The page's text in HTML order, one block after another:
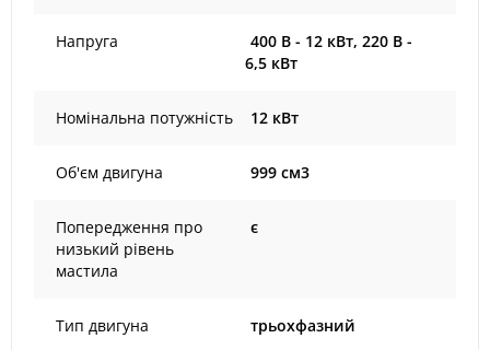
Напруга
400 В - 12 кВт, 220 В -
6,5 кВт
Номінальна потужність 12 кВт
Об'єм двигуна 999 см3
Попередження про
низький рівень
мастила
є
Тип двигуна трьохфазний